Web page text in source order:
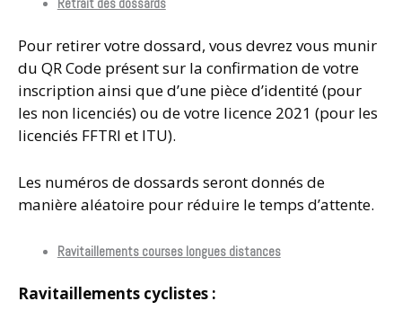
Retrait des dossards
Pour retirer votre dossard, vous devrez vous munir
du QR Code présent sur la confirmation de votre
inscription ainsi que d’une pièce d’identité (pour
les non licenciés) ou de votre licence 2021 (pour les
licenciés FFTRI et ITU).
Les numéros de dossards seront donnés de
manière aléatoire pour réduire le temps d’attente.
Ravitaillements courses longues distances
Ravitaillements cyclistes :